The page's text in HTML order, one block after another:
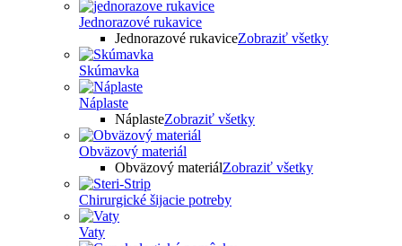
Jednorazové rukavice
Jednorazové rukaviceZobraziť všetky
Skúmavka
Náplaste
NáplasteZobraziť všetky
Obväzový materiál
Obväzový materiálZobraziť všetky
Chirurgické šijacie potreby
Vaty